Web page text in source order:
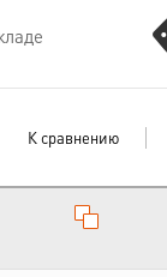
К сравнению